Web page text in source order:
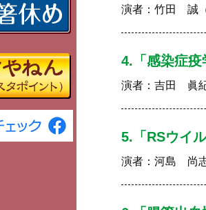
演者： 竹田 誠
4.「感染症
演者： 吉田 眞
5.「RSウイ
演者： 河島 尚